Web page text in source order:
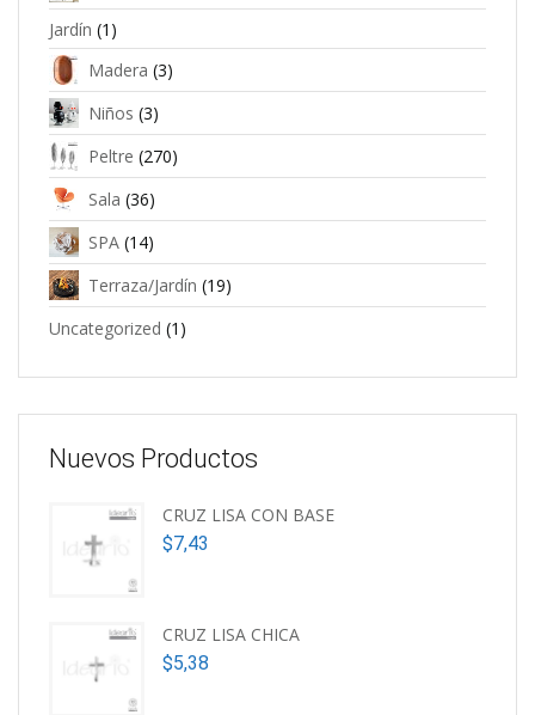
Jardín (1)
Madera (3)
Niños (3)
Peltre (270)
Sala (36)
SPA (14)
Terraza/Jardín (19)
Uncategorized (1)
Nuevos Productos
CRUZ LISA CON BASE
$7,43
CRUZ LISA CHICA
$5,38